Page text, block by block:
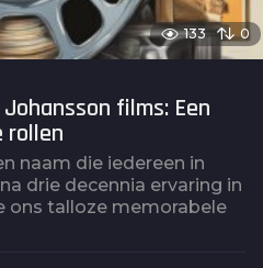
133 0
films: Een
rollen
naam die iedereen in
drie decennia ervaring in
ons talloze memorabele